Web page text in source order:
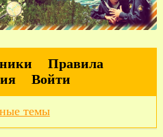
Правила
Войти
темы